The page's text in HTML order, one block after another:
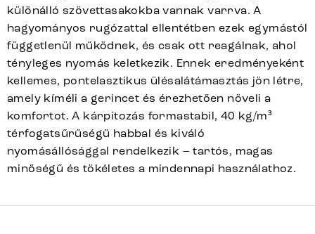
különálló szövettasakokba vannak varrva. A
hagyományos rugózattal ellentétben ezek egymástól
függetlenül működnek, és csak ott reagálnak, ahol
tényleges nyomás keletkezik. Ennek eredményeként
kellemes, pontelasztikus ülésalátámasztás jön létre,
amely kíméli a gerincet és érezhetően növeli a
komfortot. A kárpitozás formastabil, 40 kg/m³
térfogatsűrűségű habbal és kiváló
nyomásállósággal rendelkezik – tartós, magas
minőségű és tökéletes a mindennapi használathoz.